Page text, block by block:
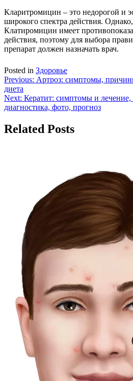
Кларитромицин – это недорогой и
широкого спектра действия.
Клатиромицин имеет
действия, поэтому для выбора
препарат должен назначать врач.
Posted in Здоровье
Навигация
по
записям
Previous: Артроз: симптомы,
диета
Next: Кератит: симптомы и
диагностика, фото, прогноз
Related Posts